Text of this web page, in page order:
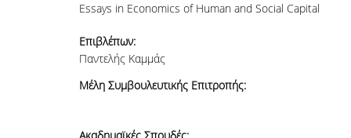
Essays in Economics of Human and Social Capital
Επιβλέπων:
Παντελής Καμμάς
Μέλη Συμβουλευτικής Επιτροπής: